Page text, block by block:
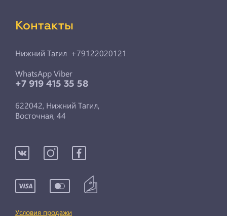
Контакты
Нижний Тагил +79122020121
WhatsApp Viber
+7 919 415 35 58
622042, Нижний Тагил,
Восточная, 44
Условия продажи